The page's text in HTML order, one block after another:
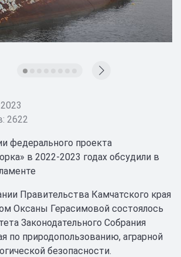
2622
федерального проекта
в 2022-2023 годах обсудили в
Правительства Камчатского края
Оксаны Герасимовой состоялось
Законодательного Собрания
по природопользованию, аграрной
безопасности.